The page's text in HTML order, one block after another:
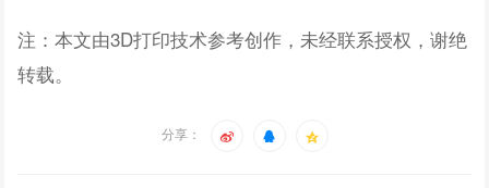
注：本文由3D打印技术参考创作，未经联系授权，谢绝
转载。
分享：